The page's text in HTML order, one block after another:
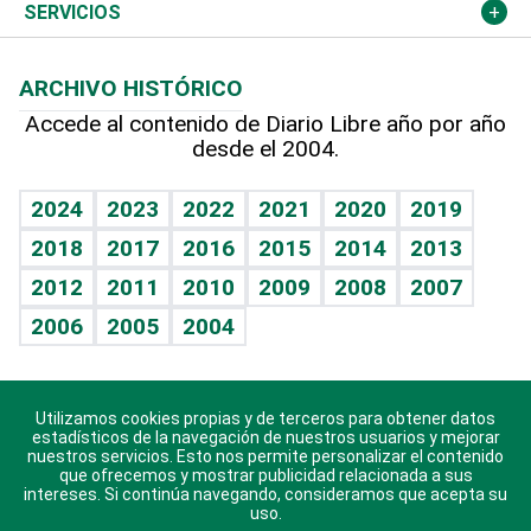
Resto del mundo
Economía personal
Podcast Arte Libre
Hablando con el pediatra
Vida y familia
Eñe
Celebrando la vida
Sin complejos
En pocas palabras
Escuchando al corazón
Economía Personal
Más deportes
TBT Deportivo
Columnistas
Más firmas
Cambio climático
Opinión
Hecho en casa
Guía del dinero
SERVICIOS
Cumpleaños
Horóscopos
Crucigramas
ARCHIVO HISTÓRICO
Accede al contenido de Diario Libre año por año
desde el 2004.
2024 2023 2022 2021 2020
2019
2018
2017 2016 2015 2014
2013
2012
2011 2010 2009 2008
2007
2006
2005 2004
Descarga nuestras aplicaciones para Android, iOS y
sistema Huawei.
Utilizamos cookies propias y de terceros para obtener datos
estadísticos de la navegación de nuestros usuarios y mejorar
nuestros servicios. Esto nos permite personalizar el contenido
que ofrecemos y mostrar publicidad relacionada a sus
intereses. Si continúa navegando, consideramos que acepta su
uso.